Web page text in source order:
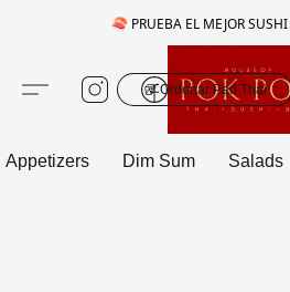
🍣 PRUEBA EL MEJOR
🥡 Ordenar Pad Thai
Appetizers Dim Sum Salads